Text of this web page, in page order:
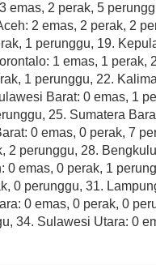
emas, 2 perak, 5
2 emas, 2 perak, 2
1 perunggu, 19.
1 emas, 1 perak,
1 perunggu, 22.
Barat: 0 emas, 1
25. Sumatera
0 emas, 0 perak, 7
2 perunggu, 28.
0 emas, 0 perak, 1
0 perunggu, 31.
0 emas, 0 perak, 0
34. Sulawesi Utara: 0